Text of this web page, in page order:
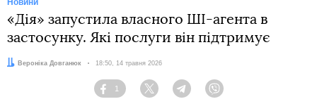
Новини
«Дія» запустила власного ШІ-агента в
застосунку. Які послуги він підтримує
Автор:Вероніка Довганюк Дата:
18:50, 14 травня 2026
Facebook
1
Twitter TelegramViber